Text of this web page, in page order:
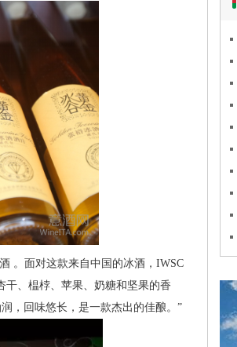
。面对这款来自中国的冰酒，IWSC
干、榅桲、苹果、奶糖和坚果的香
，回味悠长，是一款杰出的佳酿。”